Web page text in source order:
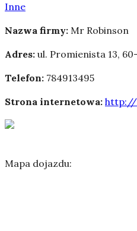
Inne
Nazwa firmy: Mr Robinson
Adres: ul. Promienista 13,
Telefon: 784913495
Strona internetowa: http://
Mapa dojazdu: